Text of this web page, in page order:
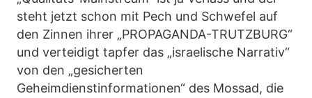
steht jetzt schon mit Pech und Schwefel auf
den Zinnen ihrer „PROPAGANDA-TRUTZBURG“
und verteidigt tapfer das „israelische Narrativ“
von den „gesicherten
Geheimdienstinformationen“ des Mossad, die